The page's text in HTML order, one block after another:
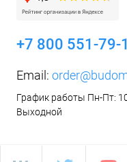
+7 800 551-79-
Email:
График работы Пн-Пт:
Выходной